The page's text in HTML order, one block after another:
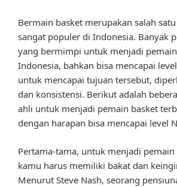
Bermain basket merupakan salah
sangat populer di Indonesia. Banyak
yang bermimpi untuk menjadi
Indonesia, bahkan bisa mencapai
untuk mencapai tujuan tersebut,
dan konsistensi. Berikut adalah
ahli untuk menjadi pemain basket
dengan harapan bisa mencapai level
Pertama-tama, untuk menjadi
kamu harus memiliki bakat dan
Menurut Steve Nash, seorang